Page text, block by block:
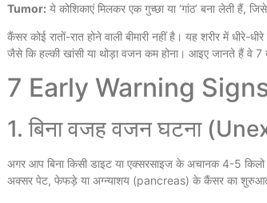
Tumor: ये कोशिकाएं मिलकर एक गुच्छा या ‘गांठ’ बना लेती हैं,
कैंसर कोई रातों-रात होने वाली बीमारी नहीं है। यह शरीर में
जैसे कि हल्की खांसी या थोड़ा वजन कम होना। आइए जानते हैं वे
7 Early Warning
1. बिना वजह वजन घटना
अगर आप बिना किसी डाइट या एक्सरसाइज के अचानक 4-5
अक्सर पेट, फेफड़े या अग्न्याशय (pancreas) के कैंसर का